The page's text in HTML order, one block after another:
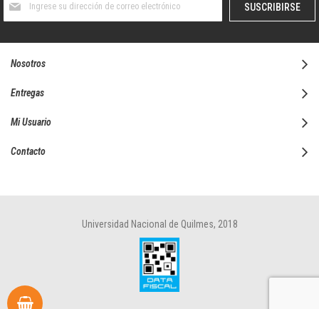
boletín
SUSCRIBIRSE
Nosotros
Entregas
Mi Usuario
Contacto
Universidad Nacional de Quilmes, 2018